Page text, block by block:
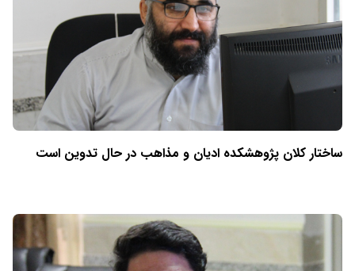
ساختار کلان پژوهشکده ادیان و مذاهب در حال تدوین است